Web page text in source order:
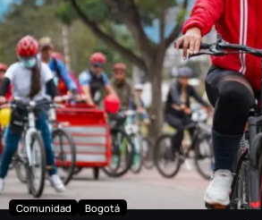
Comunidad Bogotá